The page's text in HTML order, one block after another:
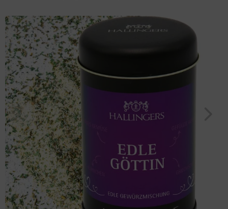
"BBQ Edle Göttin" (120g, Aromadose) für Frauen Männer
Geburtstag
Bayern